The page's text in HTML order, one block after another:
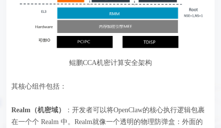
鲲鹏CCA机密计算安全架构
其核心组件包括：
Realm（机密域）
：开发者可以将OpenClaw的核心执行逻辑包裹
在一个个 Realm 中。Realm就像一个透明的物理防弹盒：外面的